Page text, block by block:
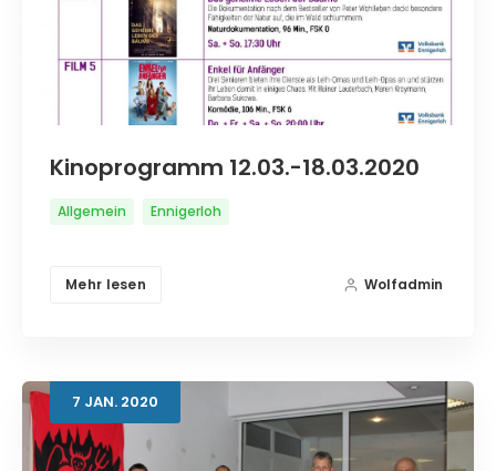
Kinoprogramm 12.03.-18.03.2020
Allgemein Ennigerloh
Mehr lesen Wolfadmin
7 JAN. 2020